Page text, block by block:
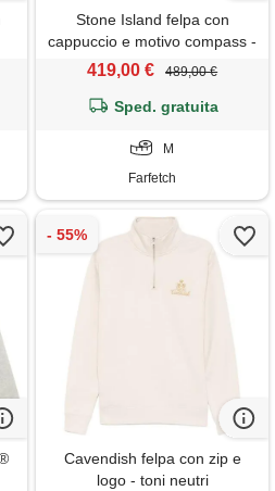
Stone Island felpa con
cappuccio e motivo compass -
toni neutri
419,00 € 489,00 €
Sped. gratuita
M
Farfetch
Cavendish felpa con zip e
logo - toni neutri